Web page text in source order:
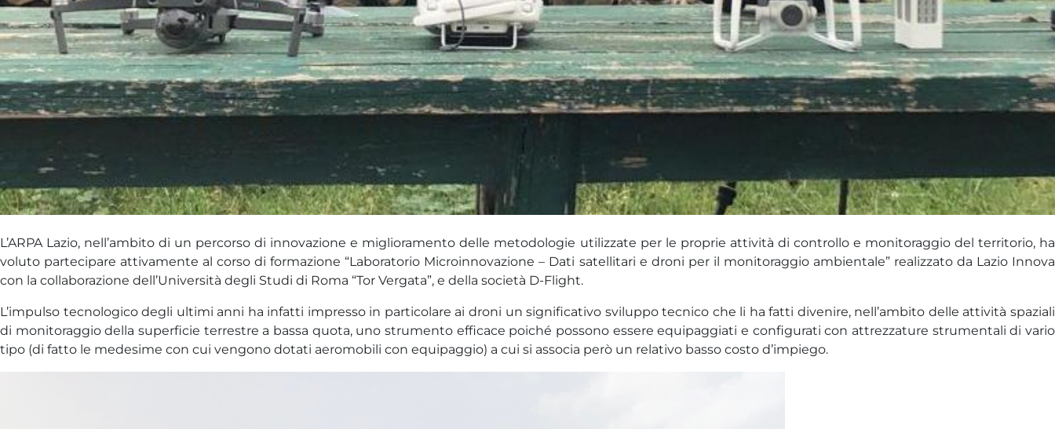
L’ARPA Lazio, nell’ambito di un percorso di innovazione e miglioramento delle metodologie utilizzate per le proprie attività di controllo e monitoraggio del territorio, ha
voluto partecipare attivamente al corso di formazione “Laboratorio Microinnovazione – Dati satellitari e droni per il monitoraggio ambientale” realizzato da Lazio Innova
con la collaborazione dell’Università degli Studi di Roma “Tor Vergata”, e della società D-Flight.
L’impulso tecnologico degli ultimi anni ha infatti impresso in particolare ai droni un significativo sviluppo tecnico che li ha fatti divenire, nell’ambito delle attività spaziali
di monitoraggio della superficie terrestre a bassa quota, uno strumento efficace poiché possono essere equipaggiati e configurati con attrezzature strumentali di vario
tipo (di fatto le medesime con cui vengono dotati aeromobili con equipaggio) a cui si associa però un relativo basso costo d’impiego.